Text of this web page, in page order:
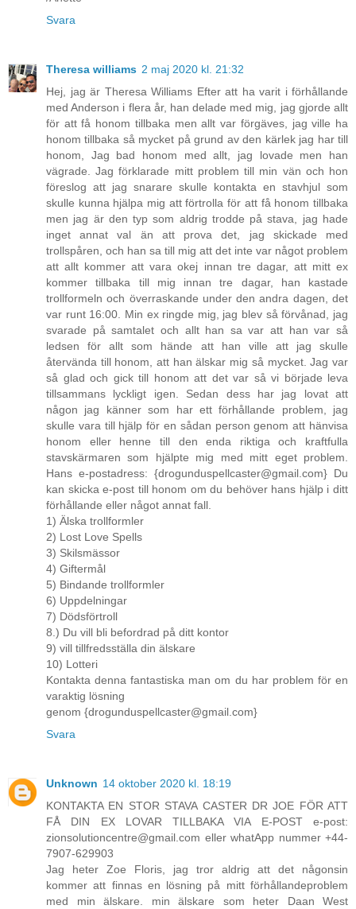
Svara
Theresa williams 2 maj 2020 kl. 21:32
Hej, jag är Theresa Williams Efter att ha varit i förhållande
med Anderson i flera år, han delade med mig, jag gjorde allt
för att få honom tillbaka men allt var förgäves, jag ville ha
honom tillbaka så mycket på grund av den kärlek jag har till
honom, Jag bad honom med allt, jag lovade men han
vägrade. Jag förklarade mitt problem till min vän och hon
föreslog att jag snarare skulle kontakta en stavhjul som
skulle kunna hjälpa mig att förtrolla för att få honom tillbaka
men jag är den typ som aldrig trodde på stava, jag hade
inget annat val än att prova det, jag skickade med
trollspåren, och han sa till mig att det inte var något problem
att allt kommer att vara okej innan tre dagar, att mitt ex
kommer tillbaka till mig innan tre dagar, han kastade
trollformeln och överraskande under den andra dagen, det
var runt 16:00. Min ex ringde mig, jag blev så förvånad, jag
svarade på samtalet och allt han sa var att han var så
ledsen för allt som hände att han ville att jag skulle
återvända till honom, att han älskar mig så mycket. Jag var
så glad och gick till honom att det var så vi började leva
tillsammans lyckligt igen. Sedan dess har jag lovat att
någon jag känner som har ett förhållande problem, jag
skulle vara till hjälp för en sådan person genom att hänvisa
honom eller henne till den enda riktiga och kraftfulla
stavskärmaren som hjälpte mig med mitt eget problem.
Hans e-postadress: {drogunduspellcaster@gmail.com} Du
kan skicka e-post till honom om du behöver hans hjälp i ditt
förhållande eller något annat fall.
1) Älska trollformler
2) Lost Love Spells
3) Skilsmässor
4) Giftermål
5) Bindande trollformler
6) Uppdelningar
7) Dödsförtroll
8.) Du vill bli befordrad på ditt kontor
9) vill tillfredsställa din älskare
10) Lotteri
Kontakta denna fantastiska man om du har problem för en
varaktig lösning
genom {drogunduspellcaster@gmail.com}
Svara
Unknown 14 oktober 2020 kl. 18:19
KONTAKTA EN STOR STAVA CASTER DR JOE FÖR ATT
FÅ DIN EX LOVAR TILLBAKA VIA E-POST e-post:
zionsolutioncentre@gmail.com eller whatApp nummer +44-
7907-629903
Jag heter Zoe Floris, jag tror aldrig att det någonsin
kommer att finnas en lösning på mitt förhållandeproblem
med min älskare. min älskare som heter Daan West